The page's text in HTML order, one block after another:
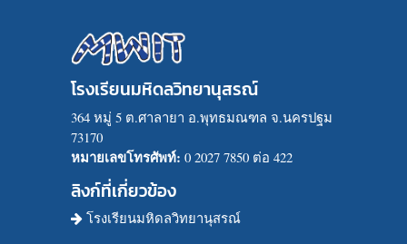
โรงเรียนมหิดลวิทยานุสรณ์
364 หมู่ 5 ต.ศาลายา อ.พุทธมณฑล จ.นครปฐม
73170
หมายเลขโทรศัพท์: 0 2027 7850 ต่อ 422
ลิงก์ที่เกี่ยวข้อง
โรงเรียนมหิดลวิทยานุสรณ์